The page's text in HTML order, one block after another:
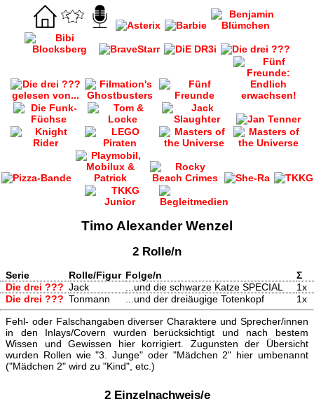
Timo Alexander Wenzel
2 Rolle/n
Serie Rolle/Figur Folge/n
Σ
Die drei ??? Jack ...und die schwarze Katze SPECIAL
1x
Die drei ??? Tonmann ...und der dreiäugige Totenkopf 1x
Fehl- oder Falschangaben diverser Charaktere und Sprecher/innen
in den Inlays/Covern wurden berücksichtigt und nach bestem
Wissen und Gewissen hier korrigiert. Zugunsten der Übersicht
wurden Rollen wie "3. Junge" oder "Mädchen 2" hier umbenannt
("Mädchen 2" wird zu "Kind", etc.)
2 Einzelnachweis/e